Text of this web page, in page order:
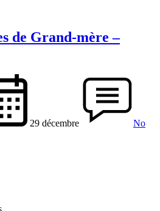
de Grand-mère –
29 décembre
No